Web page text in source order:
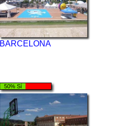
BARCELONA
50% Sí